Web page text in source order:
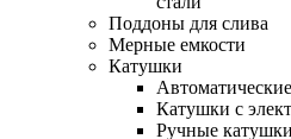
Поддоны для слива
Мерные емкости
Катушки
Катушки с
Ручные катушки